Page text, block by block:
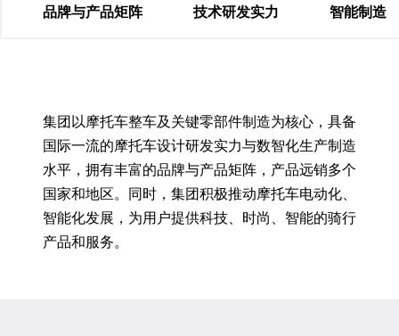
品牌与产品矩阵 技术研发实力 智能制造
集团以摩托车整车及关键零部件制造为核心，具备
国际一流的摩托车设计研发实力与数智化生产制造
水平，拥有丰富的品牌与产品矩阵，产品远销多个
国家和地区。同时，集团积极推动摩托车电动化、
智能化发展，为用户提供科技、时尚、智能的骑行
产品和服务。